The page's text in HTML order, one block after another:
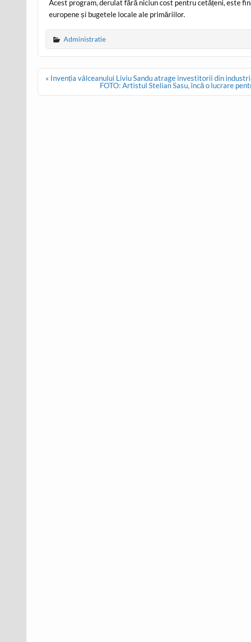
Acest program, derulat fără niciun cost pentru cetățeni, este
europene și bugetele locale ale primăriilor.
Administratie
Post
« Invenția vâlceanului Liviu Sandu atrage investitorii din
FOTO: Artistul Stelian Sasu, încă o lucrare